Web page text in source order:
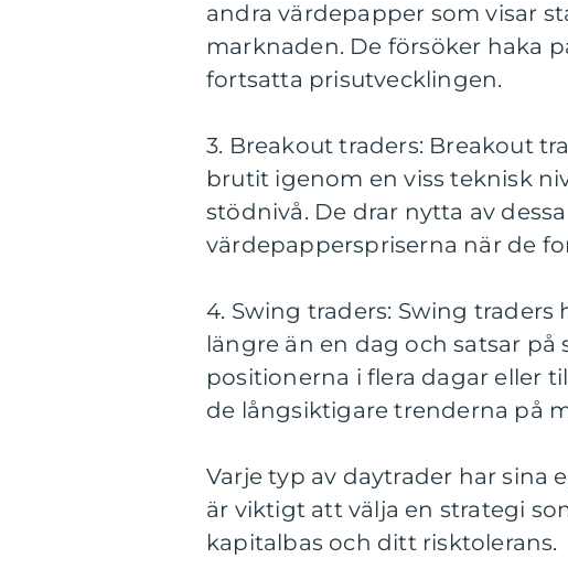
andra värdepapper som visar
marknaden. De försöker haka
fortsatta prisutvecklingen.
3. Breakout traders: Breakout
brutit igenom en viss teknisk
stödnivå. De drar nytta av
värdepapperspriserna när de
4. Swing traders: Swing
längre än en dag och satsar på
positionerna i flera dagar eller
de långsiktigare trenderna på
Varje typ av daytrader har sina
är viktigt att välja en strategi
kapitalbas och ditt risktolerans.